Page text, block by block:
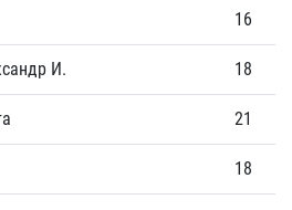
16
И. 18
21
18